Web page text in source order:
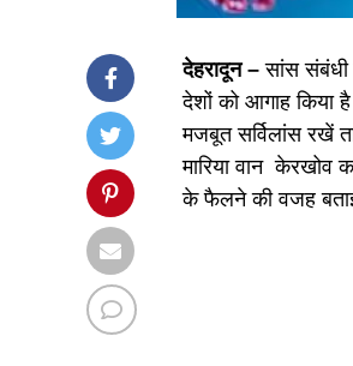
देहरादून – सांस संबंधी
देशों को आगाह
मजबूत सर्विलांस रखें
मारिया वान केरखोव
के फैलने की वजह